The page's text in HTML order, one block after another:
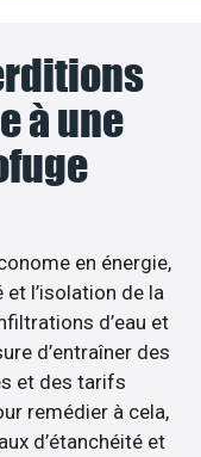
à une
en énergie,
et l’isolation de la
d’eau et
d’entraîner des
et des tarifs
remédier à cela,
d’étanchéité et